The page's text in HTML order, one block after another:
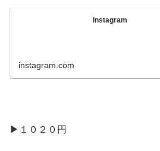
Instagram
instagram.com
▶︎１０２０円